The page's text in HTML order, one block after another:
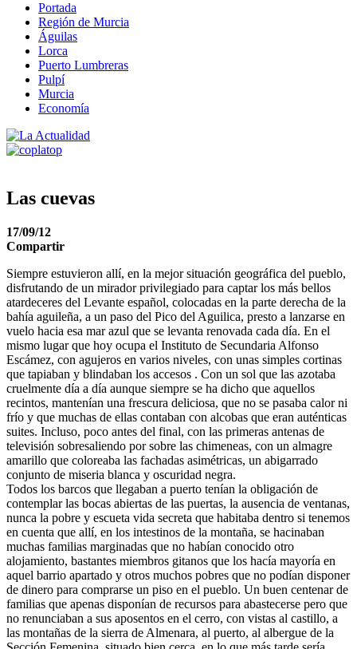
Portada
Región de Murcia
Águilas
Lorca
Puerto Lumbreras
Pulpí
Murcia
Economía
Las cuevas
17/09/12
Compartir
Siempre estuvieron allí, en la mejor situación geográfica del pueblo,
disfrutando de un mirador privilegiado para captar los más bellos
atardeceres del Levante español, colocadas en la parte derecha de la
bahía aguileña, a un paso del Pico del Aguilica, presto a lanzarse en
vuelo hacia esa mar azul que se levanta renovada cada día. En el
mismo lugar que hoy ocupa el Instituto de Secundaria Alfonso
Escámez, con agujeros en varios niveles, con unas simples cortinas
que tapiaban y blindaban los accesos . Con un sol que las azotaba
cruelmente día a día aunque siempre se ha dicho que aquellos
recintos, mantenían una frescura deliciosa, que no se pasaba calor ni
frío y que muchas de ellas contaban con alcobas que eran auténticas
suites. Incluso, poco antes del final, con las primeras antenas de
televisión sobresaliendo por sobre las chimeneas, con un almagre
amarillo que coloreaba las fachadas asimétricas, un abigarrado
conjunto de miseria blanca y oscuridad negra.
Todos los barcos que llegaban a puerto tenían la obligación de
contemplar las bocas abiertas de las puertas, la ausencia de ventanas,
nunca la pobre y escueta vida secreta que habitaba dentro si tenemos
en cuenta que allí, en los intestinos de la montaña, se hacinaban
muchas familias marginadas que no habían conocido otro
alojamiento, bastantes miembros gitanos que los hacía mayoría en
aquel barrio apartado y otros muchos pobres que no podían disponer
de dinero para comprarse un piso en el pueblo. Un buen centenar de
familias que apenas disponían de recursos para abastecerse pero que
no renunciaban a sus aposentos en el cerro, con vistas al castillo, a
las montañas de la sierra de Almenara, al puerto, al albergue de la